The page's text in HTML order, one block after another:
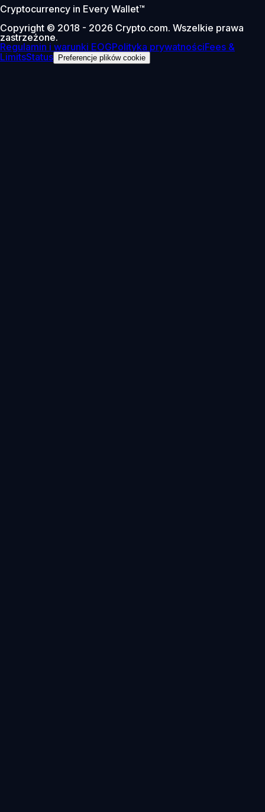
Cryptocurrency in Every Wallet™
Copyright © 2018 - 2026 Crypto.com. Wszelkie prawa
zastrzeżone.
Regulamin i warunki EOGPolityka prywatnościFees &
LimitsStatus Preferencje plików cookie